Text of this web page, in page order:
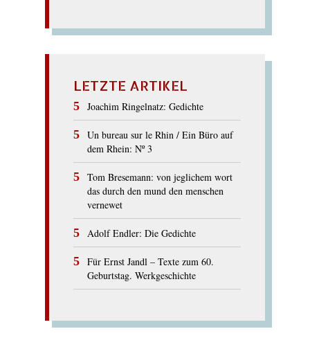
LETZTE ARTIKEL
Joachim Ringelnatz: Gedichte
Un bureau sur le Rhin / Ein Büro auf
dem Rhein: Nº 3
Tom Bresemann: von jeglichem wort
das durch den mund den menschen
vernewet
Adolf Endler: Die Gedichte
Für Ernst Jandl – Texte zum 60.
Geburtstag. Werkgeschichte